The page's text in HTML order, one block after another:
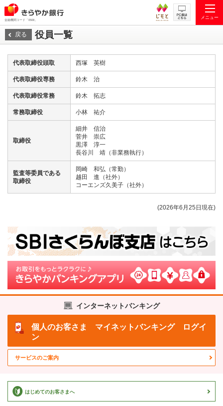
金融機関コード「0508」
メニュー
戻る 役員一覧
代表取締役頭取 西塚 英樹
代表取締役専務 鈴木 治
代表取締役常務 鈴木 拓志
常務取締役 小林 祐介
取締役
細井 信治
菅井 崇広
黒澤 淳一
長谷川 靖（非業務執行）
監査等委員である
取締役
岡崎 和弘（常勤）
越田 進（社外）
コーエンズ久美子（社外）
(2026年6月25日現在)
インターネットバンキング
個人のお客さま マイネットバンキング ログイ
ン
サービスのご案内
はじめてのお客さまへ